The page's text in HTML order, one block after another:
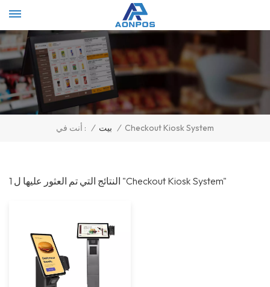
أنت في : / بيت / Checkout Kiosk System
1 النتائج التي تم العثور عليها ل "Checkout Kiosk System"